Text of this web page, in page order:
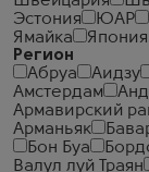
Эстония
ЮАР
Ямайка
Япония
Регион
Абруа
Аидзу
Амстердам
Армавирский
Арманьяк
Бон Буа
Валул луй Траян